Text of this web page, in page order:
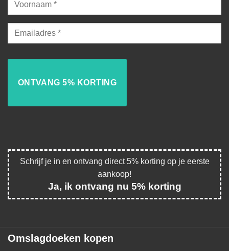
Schrijf je in en ontvang direct 5% korting op je eerste
aankoop!
Ja, ik ontvang nu 5% korting
Omslagdoeken kopen